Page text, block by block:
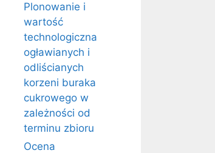
Plonowanie i
wartość
technologiczna
ogławianych i
odliścianych
korzeni buraka
cukrowego w
zależności od
terminu zbioru
Ocena